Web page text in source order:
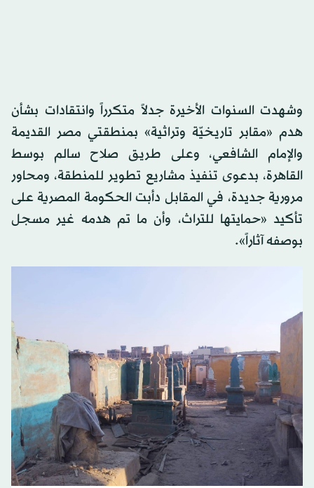
وشهدت السنوات الأخيرة جدلاً متكرراً وانتقادات بشأن
هدم «مقابر تاريخيّة وتراثية» بمنطقتي مصر القديمة
والإمام الشافعي، وعلى طريق صلاح سالم بوسط
القاهرة، بدعوى تنفيذ مشاريع تطوير للمنطقة، ومحاور
مرورية جديدة، في المقابل دأبت الحكومة المصرية على
تأكيد «حمايتها للتراث، وأن ما تم هدمه غير مسجل
بوصفه آثاراً».